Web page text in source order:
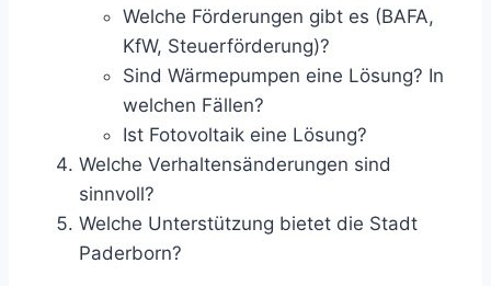
Welche Förderungen gibt es (BAFA,
KfW, Steuerförderung)?
Sind Wärmepumpen eine Lösung? In
welchen Fällen?
Ist Fotovoltaik eine Lösung?
Welche Verhaltensänderungen sind
sinnvoll?
Welche Unterstützung bietet die Stadt
Paderborn?